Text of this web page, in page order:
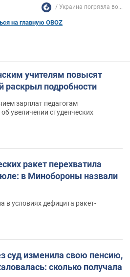
Украина погрязла во...
на главную OBOZ
учителям повысят
раскрыл подробности
зарплат педагогам
увеличении студенческих
ракет перехватила
в Минобороны назвали
в условиях дефицита ракет-
суд изменила свою пенсию,
сколько получала